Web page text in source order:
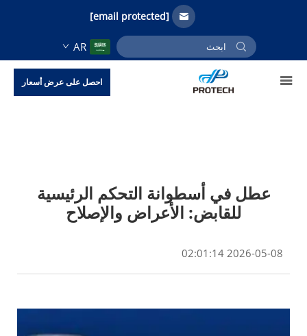
[email protected]
AR
احصل على عرض أسعار
عطل في أسطوانة التحكم الرئيسية
للقابض: الأعراض والإصلاح
2026-05-08 02:01:14